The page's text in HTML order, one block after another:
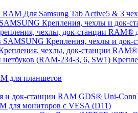
Для Samsung Tab Active5 & 3
Крепления, чехлы и док-
чехлы, док-станции RAM®
Крепления, чехлы и
чехлы, док-станции
для планшетов
и док-станции RAM GDS® Uni-
для мониторов с VESA (D11)